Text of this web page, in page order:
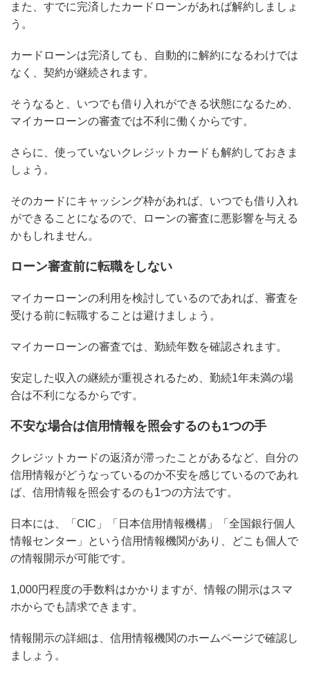
また、すでに完済したカードローンがあれば解約しましょ
う。
カードローンは完済しても、自動的に解約になるわけでは
なく、契約が継続されます。
そうなると、いつでも借り入れができる状態になるため、
マイカーローンの審査では不利に働くからです。
さらに、使っていないクレジットカードも解約しておきま
しょう。
そのカードにキャッシング枠があれば、いつでも借り入れ
ができることになるので、ローンの審査に悪影響を与える
かもしれません。
ローン審査前に転職をしない
マイカーローンの利用を検討しているのであれば、審査を
受ける前に転職することは避けましょう。
マイカーローンの審査では、勤続年数を確認されます。
安定した収入の継続が重視されるため、勤続1年未満の場
合は不利になるからです。
不安な場合は信用情報を照会するのも1つの手
クレジットカードの返済が滞ったことがあるなど、自分の
信用情報がどうなっているのか不安を感じているのであれ
ば、信用情報を照会するのも1つの方法です。
日本には、「CIC」「日本信用情報機構」「全国銀行個人
情報センター」という信用情報機関があり、どこも個人で
の情報開示が可能です。
1,000円程度の手数料はかかりますが、情報の開示はスマ
ホからでも請求できます。
情報開示の詳細は、信用情報機関のホームページで確認し
ましょう。